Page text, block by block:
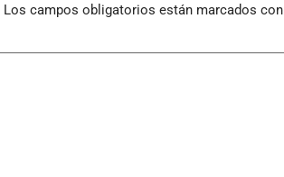
Los campos obligatorios están marcados con